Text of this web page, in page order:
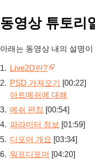
동영상 튜토리
아래는 동영상 내의 설명
Live2D란?
PSD 가져오기
[00:22]
아트메쉬에 대해
메쉬 편집 [00:54]
파라미터 정보 [01:59]
디포머 개요 [03:34]
워프디포머 [04:20]